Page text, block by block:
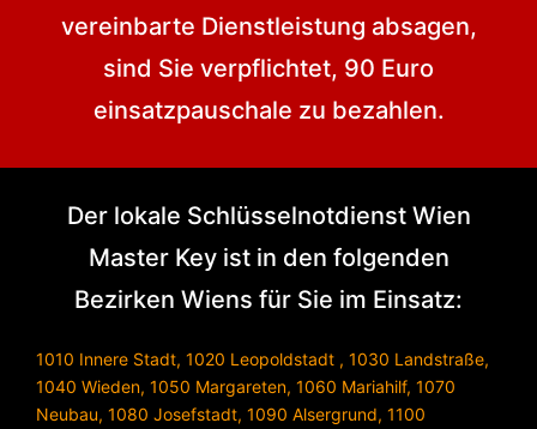
vereinbarte Dienstleistung absagen,
sind Sie verpflichtet, 90 Euro
einsatzpauschale zu bezahlen.
Der lokale Schlüsselnotdienst Wien
Master Key ist in den folgenden
Bezirken Wiens für Sie im Einsatz:
1010 Innere Stadt, 1020 Leopoldstadt , 1030 Landstraße,
1040 Wieden, 1050 Margareten, 1060 Mariahilf, 1070
Neubau, 1080 Josefstadt, 1090 Alsergrund, 1100